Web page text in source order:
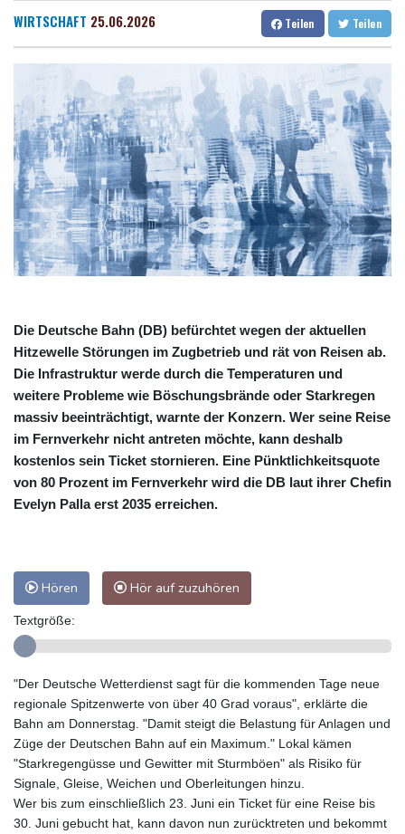
Dresden
13 °C Wien
23 °C
Salzburg
18 °C
Baden-Baden
14 °C
Trump spricht nach Ballsaal-Urteil von "nationaler Schande"
Abholzung im Amazonas auf niedrigstem Stand seit einem
Jahrzehnt
Frei: Über Beteiligung an AfD-Regierung entscheidet nicht CDU
in Sachsen-Anhalt
US-Senat stimmt für umfassendes Sanktionspaket gegen
Russland
"Rente mit 63": Unionsfraktionschef Frei offen für Härtefall- und
Übergangslösungen
Ceuta-Andrang: EU fordert von Meta und Tiktok Vorgehen gegen
Falschinformationen
WIRTSCHAFT 25.06.2026 Teilen Teilen
Die Deutsche Bahn (DB) befürchtet wegen der aktuellen
Hitzewelle Störungen im Zugbetrieb und rät von Reisen ab.
Die Infrastruktur werde durch die Temperaturen und
weitere Probleme wie Böschungsbrände oder Starkregen
massiv beeinträchtigt, warnte der Konzern. Wer seine Reise
im Fernverkehr nicht antreten möchte, kann deshalb
kostenlos sein Ticket stornieren. Eine Pünktlichkeitsquote
von 80 Prozent im Fernverkehr wird die DB laut ihrer Chefin
Evelyn Palla erst 2035 erreichen.
Hören Hör auf zuzuhören
Textgröße:
"Der Deutsche Wetterdienst sagt für die kommenden Tage neue
regionale Spitzenwerte von über 40 Grad voraus", erklärte die
Bahn am Donnerstag. "Damit steigt die Belastung für Anlagen und
Züge der Deutschen Bahn auf ein Maximum." Lokal kämen
"Starkregengüsse und Gewitter mit Sturmböen" als Risiko für
Signale, Gleise, Weichen und Oberleitungen hinzu.
Wer bis zum einschließlich 23. Juni ein Ticket für eine Reise bis
30. Juni gebucht hat, kann davon nun zurücktreten und bekommt